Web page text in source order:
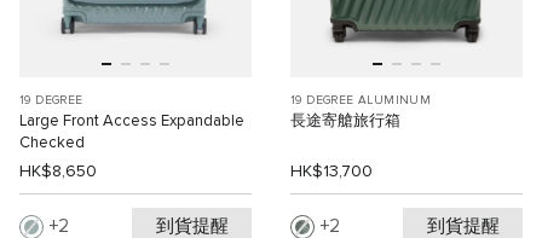
19 DEGREE
Large Front Access Expandable
Checked
HK$8,650
2 到貨提醒
19 DEGREE ALUMINUM
長途寄艙旅行箱
HK$13,700
2 到貨提醒